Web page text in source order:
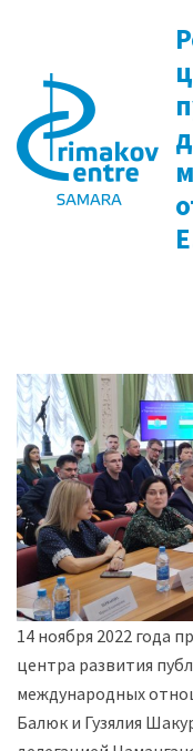
содержимому
(нажмите
Enter)
14 ноября 2022 года
центра развития
международных
Балюк и Гузялия